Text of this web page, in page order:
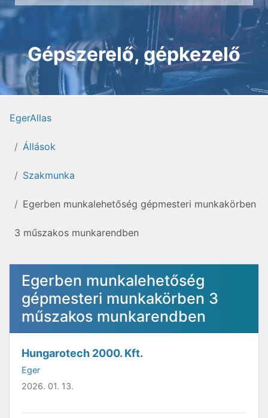
Gépszerelő, gépkezelő
EgerAllas
Állások
Szakmunka
Egerben munkalehetőség gépmesteri munkakörben
3 műszakos munkarendben
Egerben munkalehetőség
gépmesteri munkakörben 3
műszakos munkarendben
Hungarotech 2000. Kft.
Eger
2026. 01. 13.